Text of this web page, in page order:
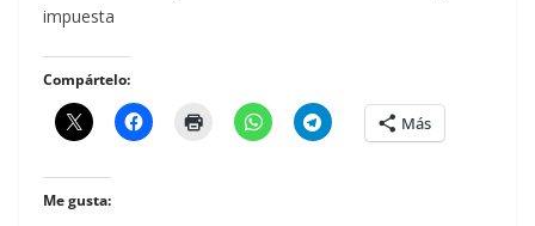
impuesta
Compártelo:
Más
Me gusta: